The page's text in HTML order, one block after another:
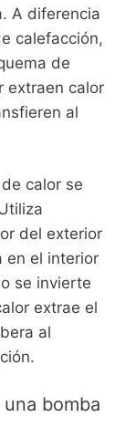
A diferencia
calefacción,
de
extraen calor
al
calor se
del exterior
en el interior
se invierte
extrae el
al
bomba